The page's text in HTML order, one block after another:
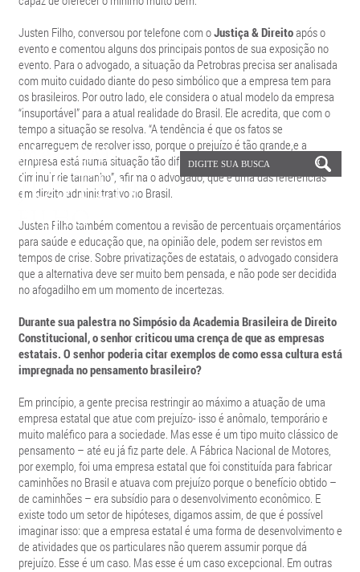
Justen Filho, conversou por telefone com oJustiça & Direitoapós o
evento e comentou alguns dos principais pontos de sua exposição no
evento. Para o advogado, a situação da Petrobras precisa ser analisada
com muito cuidado diante do peso simbólico que a empresa tem para
os brasileiros. Por outro lado, ele considera o atual modelo da empresa
“insuportável” para a atual realidade do Brasil. Ele acredita, que com o
tempo a situação se resolva. “A tendência é que os fatos se
encarreguem de resolver isso, porque o prejuízo é tão grande,e a
empresa está numa situação tão difícil que ela vai acabar tendo de
diminuir de tamanho”, afirma o advogado, que é uma das referências
em direito administrativo no Brasil.
Justen Filho também comentou a revisão de percentuais orçamentários
para saúde e educação que, na opinião dele, podem ser revistos em
tempos de crise. Sobre privatizações de estatais, o advogado considera
que a alternativa deve ser muito bem pensada, e não pode ser decidida
no afogadilho em um momento de incertezas.
Durante sua palestra no Simpósio da Academia Brasileira de Direito
Constitucional, o senhor criticou uma crença de que as empresas
estatais. O senhor poderia citar exemplos de como essa cultura está
impregnada no pensamento brasileiro?
Em princípio, a gente precisa restringir ao máximo a atuação de uma
empresa estatal que atue com prejuízo- isso é anômalo, temporário e
muito maléfico para a sociedade. Mas esse é um tipo muito clássico de
pensamento – até eu já fiz parte dele. A Fábrica Nacional de Motores,
por exemplo, foi uma empresa estatal que foi constituída para fabricar
caminhões no Brasil e atuava com prejuízo porque o benefício obtido –
de caminhões – era subsídio para o desenvolvimento econômico. E
existe todo um setor de hipóteses, digamos assim, de que é possível
imaginar isso: que a empresa estatal é uma forma de desenvolvimento e
de atividades que os particulares não querem assumir porque dá
prejuízo. Esse é um caso. Mas esse é um caso excepcional. Em outras